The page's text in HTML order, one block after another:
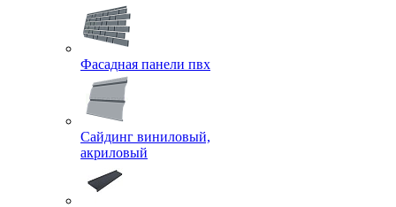
Фасадная панели пвх
Сайдинг виниловый,
акриловый